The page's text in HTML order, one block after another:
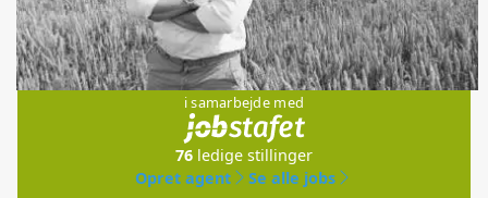
Jobs
i samarbejde med
76 ledige stillinger
Opret agent
Se alle jobs